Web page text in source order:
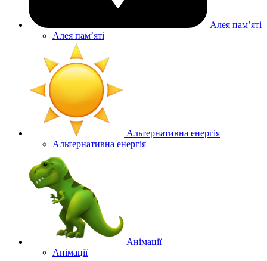
Алея памʼяті
Алея памʼяті
Альтернативна енергія
Альтернативна енергія
Анімації
Анімації